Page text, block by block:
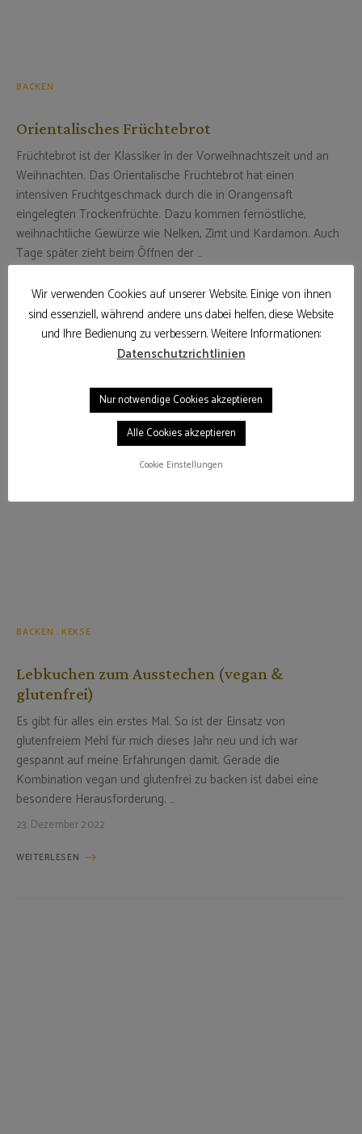
BACKEN
Orientalisches Früchtebrot
Früchtebrot ist der Klassiker in der Vorweihnachtszeit und an
Weihnachten. Das Orientalische Früchtebrot hat einen
intensiven Fruchtgeschmack durch die in Orangensaft
eingelegten Trockenfrüchte. Dazu kommen fernöstliche,
weihnachtliche Gewürze wie Nelken, Zimt und Kardamon. Auch
Tage später zieht beim Öffnen der …
WEITERLESEN
BACKEN KEKSE
Lebkuchen zum Ausstechen (vegan &
glutenfrei)
Es gibt für alles ein erstes Mal. So ist der Einsatz von
glutenfreiem Mehl für mich dieses Jahr neu und ich war
gespannt auf meine Erfahrungen damit. Gerade die
Kombination vegan und glutenfrei zu backen ist dabei eine
besondere Herausforderung. …
23. Dezember 2022
WEITERLESEN
Wir verwenden Cookies auf unserer Website. Einige von ihnen
sind essenziell, während andere uns dabei helfen, diese Website
und Ihre Bedienung zu verbessern. Weitere Informationen:
Datenschutzrichtlinien
Nur notwendige Cookies akzeptieren
Alle Cookies akzeptieren
Cookie Einstellungen